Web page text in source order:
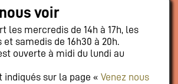
voir
les mercredis de 14h à 17h, les
samedis de 16h30 à 20h.
ouverte à midi du lundi au
indiqués sur la page « Venez nous